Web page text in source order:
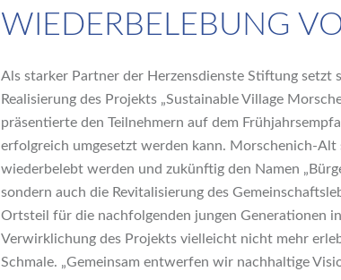
WIEDERBELEBUNG
Als starker Partner der Herzensdienste Stiftung
Realisierung des Projekts „Sustainable Village
präsentierte den Teilnehmern auf dem
erfolgreich umgesetzt werden kann. Morschenich-
wiederbelebt werden und zukünftig den Namen
sondern auch die Revitalisierung des
Ortsteil für die nachfolgenden jungen Generationen
Verwirklichung des Projekts vielleicht nicht mehr
Schmale. „Gemeinsam entwerfen wir nachhaltige